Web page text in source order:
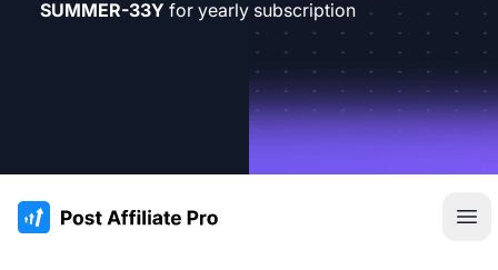
SUMMER-33Y for yearly subscription
:site.title